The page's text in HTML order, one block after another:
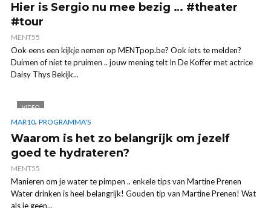
Hier is Sergio nu mee bezig … #theater
#tour
MENT55
Ook eens een kijkje nemen op MENTpop.be? Ook iets te melden?
Duimen of niet te pruimen .. jouw mening telt In De Koffer met actrice
Daisy Thys Bekijk...
VIDEO
MAR10, PROGRAMMA'S
Waarom is het zo belangrijk om jezelf
goed te hydrateren?
MENT55
Manieren om je water te pimpen .. enkele tips van Martine Prenen
Water drinken is heel belangrijk! Gouden tip van Martine Prenen! Wat
als je geen...